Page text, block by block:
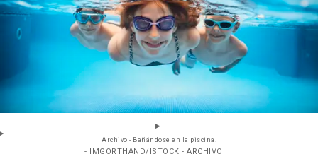
Archivo - Bañándose en la piscina.
- IMGORTHAND/ISTOCK - ARCHIVO